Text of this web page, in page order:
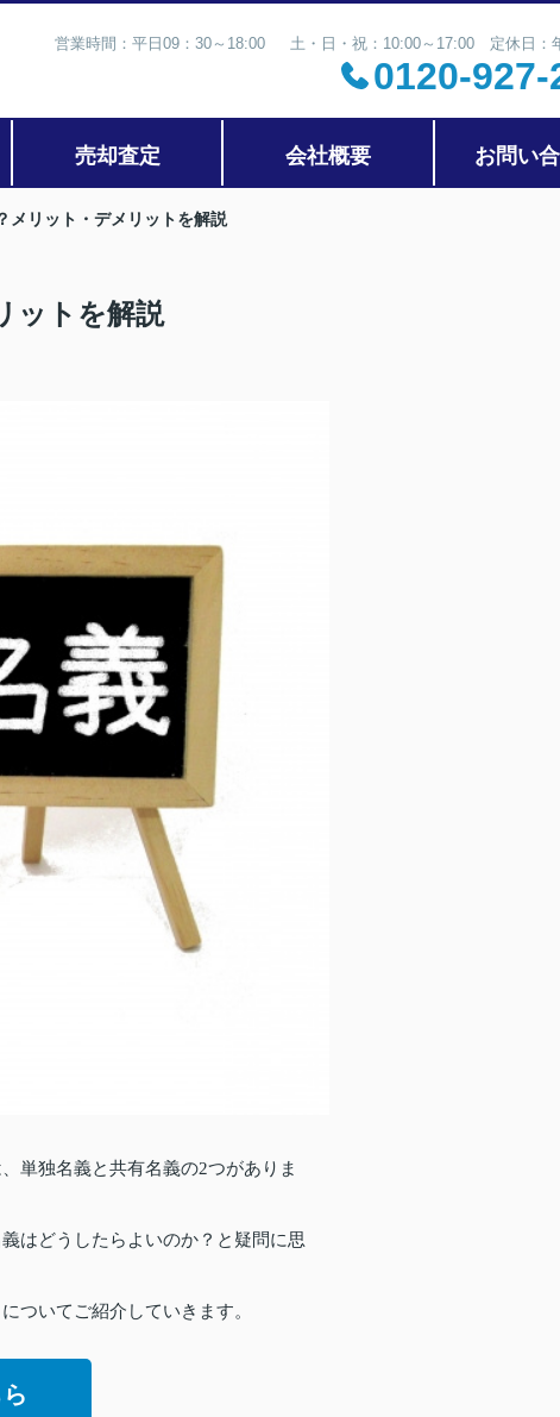
営業時間：平日09：30～18:00 土・日・祝：10:00～17:00 定休日：
0120-927-
売却査定 会社概要 お問い
メリット・デメリットを解説
ットを解説
単独名義と共有名義の2つがありま
はどうしたらよいのか？と疑問に思
ついてご紹介していきます。